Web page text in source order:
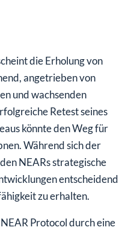
die Erholung von
angetrieben von
und wachsenden
Retest seines
könnte den Weg für
Während sich der
NEARs strategische
entscheidend
zu erhalten.
Protocol durch eine